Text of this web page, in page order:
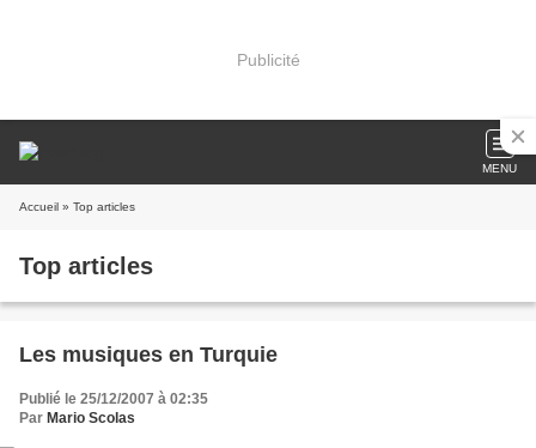
Publicité
MENU
Accueil » Top articles
Top articles
Les musiques en Turquie
Publié le 25/12/2007 à 02:35
Par Mario Scolas